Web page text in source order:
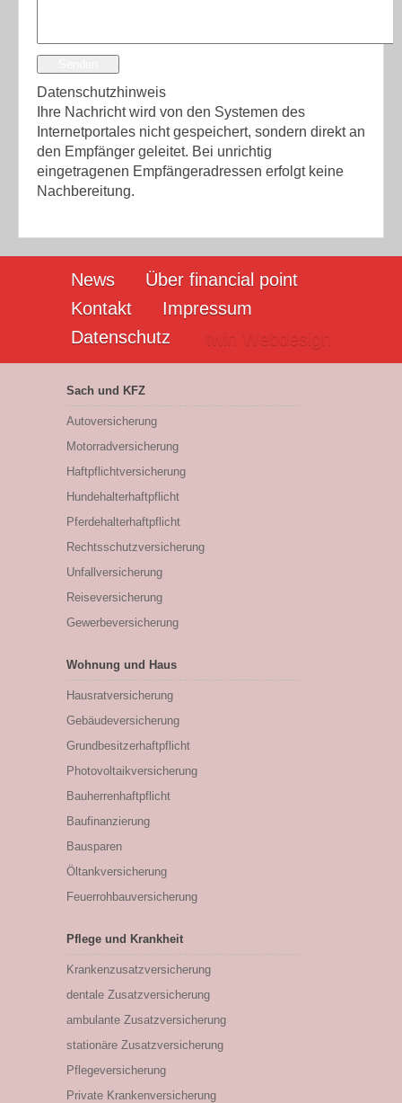
Datenschutzhinweis
Ihre Nachricht wird von den Systemen des
Internetportales nicht gespeichert, sondern direkt an
den Empfänger geleitet. Bei unrichtig
eingetragenen Empfängeradressen erfolgt keine
Nachbereitung.
News
Über financial point
Kontakt
Impressum
Datenschutz
twin Webdesign
Sach und KFZ
Autoversicherung
Motorradversicherung
Haftpflichtversicherung
Hundehalterhaftpflicht
Pferdehalterhaftpflicht
Rechtsschutzversicherung
Unfallversicherung
Reiseversicherung
Gewerbeversicherung
Wohnung und Haus
Hausratversicherung
Gebäudeversicherung
Grundbesitzerhaftpflicht
Photovoltaikversicherung
Bauherrenhaftpflicht
Baufinanzierung
Bausparen
Öltankversicherung
Feuerrohbauversicherung
Pflege und Krankheit
Krankenzusatzversicherung
dentale Zusatzversicherung
ambulante Zusatzversicherung
stationäre Zusatzversicherung
Pflegeversicherung
Private Krankenversicherung